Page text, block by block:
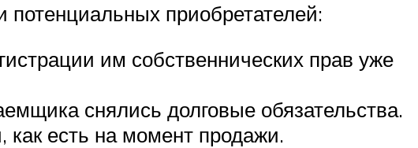
потенциальных приобретателей:
им собственнических прав уже
снялись долговые обязательства.
есть на момент продажи.